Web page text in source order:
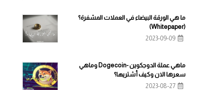
ما هي الورقة البيضاء في العملات المشفرة؟
(Whitepaper)
2023-09-09
ماهي عملة الدوجكوين -Dogecoin وماهي
سعرها الان وكيف أشتريها؟
2023-08-27